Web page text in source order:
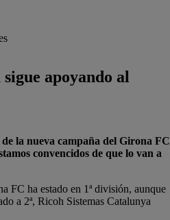
apoyando al
la nueva campaña del Girona FC
convencidos de que lo van a
FC ha estado en 1ª división, aunque
a 2ª, Ricoh Sistemas Catalunya